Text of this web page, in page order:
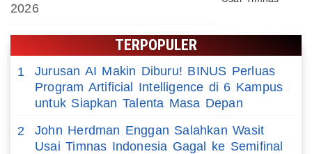
2026
TERPOPULER
1
Jurusan AI Makin Diburu! BINUS Perluas
Program Artificial Intelligence di 6 Kampus
untuk Siapkan Talenta Masa Depan
2
John Herdman Enggan Salahkan Wasit
Usai Timnas Indonesia Gagal ke Semifinal